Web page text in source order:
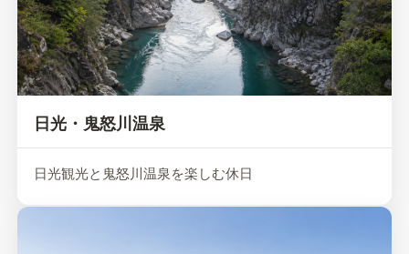
日光・鬼怒川温泉
日光観光と鬼怒川温泉を楽しむ休日